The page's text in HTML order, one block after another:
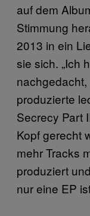
auf dem
Stimmung
2013 in ein
sie sich. „Ich
produzierte
Secrecy Part
Kopf gerecht
mehr Tracks
produziert
nur eine EP